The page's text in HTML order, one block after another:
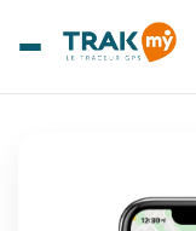
et passer au contenu